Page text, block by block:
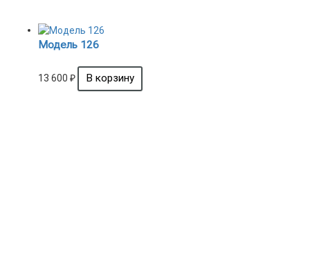
Модель 126
13 600 ₽